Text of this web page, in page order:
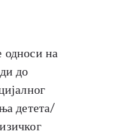
односи на
до
детета/